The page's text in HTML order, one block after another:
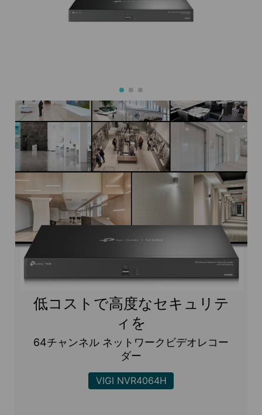
低コストで高度なセキュリテ
ィを
VIGI NVR4064H
64チャンネル ネットワークビデオレコー
ダー